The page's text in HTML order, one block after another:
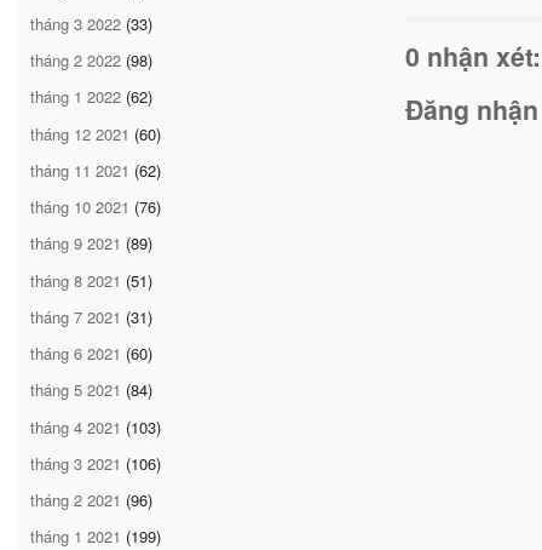
tháng 3 2022 (33)
tháng 2 2022 (98)
tháng 1 2022 (62)
tháng 12 2021 (60)
tháng 11 2021 (62)
tháng 10 2021 (76)
tháng 9 2021 (89)
tháng 8 2021 (51)
tháng 7 2021 (31)
tháng 6 2021 (60)
tháng 5 2021 (84)
tháng 4 2021 (103)
tháng 3 2021 (106)
tháng 2 2021 (96)
tháng 1 2021 (199)
0 nhận xét:
Đăng